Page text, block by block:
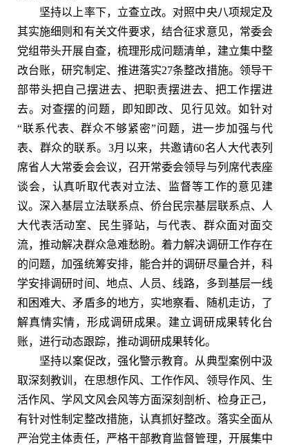
坚持以上率下，立查立改。对照中央八项规定及
其实施细则和有关文件要求，结合征求意见，常委会
党组带头开展自查，梳理形成问题清单，建立集中整
改台账，研究制定、推进落实27条整改措施。领导干
部带头把自己摆进去、把职责摆进去、把工作摆进
去。对查摆的问题，即知即改、见行见效。如针对
“联系代表、群众不够紧密”问题，进一步加强与代
表、群众的联系。3月以来，共邀请60名人大代表列
席省人大常委会会议，召开常委会领导与列席代表座
谈会，认真听取代表对立法、监督等工作的意见建
议。深入基层立法联系点、侨台民宗基层联系点、人
大代表活动室、民生驿站，与代表、群众面对面交
流，推动解决群众急难愁盼。着力解决调研工作存在
的问题，加强统筹安排，能合并的调研尽量合并，科
学安排调研时间、地点、人员、线路，多到基层一线
和困难大、矛盾多的地方，实地察看、随机走访，了
解真情实情，形成调研成果。建立调研成果转化台
账，进行动态跟踪，推动调研成果转化。
坚持以案促改，强化警示教育。从典型案例中汲
取深刻教训，在思想作风、工作作风、领导作风、生
活作风、学风文风会风等方面深刻剖析、检身正己，
有针对性制定整改措施，认真抓好整改。落实全面从
严治党主体责任，严格干部教育监督管理，开展集中